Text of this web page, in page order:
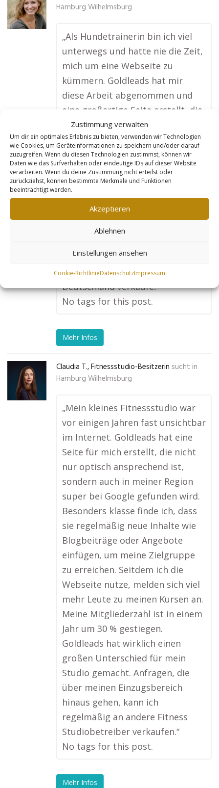
Zustimmung verwalten
Um dir ein optimales Erlebnis zu bieten, verwenden wir Technologien
wie Cookies, um Geräteinformationen zu speichern und/oder darauf
zuzugreifen. Wenn du diesen Technologien zustimmst, können wir
Daten wie das Surfverhalten oder eindeutige IDs auf dieser Website
verarbeiten. Wenn du deine Zustimmung nicht erteilst oder
zurückziehst, können bestimmte Merkmale und Funktionen
beeinträchtigt werden.
Akzeptieren
Ablehnen
Einstellungen ansehen
Cookie-RichtlinieDatenschutzImpressum
Hamburg Wilhelmsburg
„Als Hundetrainerin bin ich viel
unterwegs und hatte nie die Zeit,
mich um eine Webseite zu
kümmern. Goldleads hat mir
diese Arbeit abgenommen und
eine großartige Seite erstellt, die
alle meine Kurse und Leistungen
zeigt. Jetzt finden mich
Hundebesitzer aus meiner Region
ganz einfach online, und ich
bekomme viel mehr Buchungen
als früher. Besonders toll finde
ich, dass die Seite ständig
optimiert wird. Mein
voll und ich habe bereits online
Kurse erstellt, die ich in ganz
Deutschland verkaufe!“
No tags for this post.
Mehr Infos
Claudia T., Fitnessstudio-Besitzerin sucht in
Hamburg Wilhelmsburg
„Mein kleines Fitnessstudio war
vor einigen Jahren fast unsichtbar
im Internet. Goldleads hat eine
Seite für mich erstellt, die nicht
nur optisch ansprechend ist,
sondern auch in meiner Region
super bei Google gefunden wird.
Besonders klasse finde ich, dass
sie regelmäßig neue Inhalte wie
Blogbeiträge oder Angebote
einfügen, um meine Zielgruppe
zu erreichen. Seitdem ich die
Webseite nutze, melden sich viel
mehr Leute zu meinen Kursen an.
Meine Mitgliederzahl ist in einem
Jahr um 30 % gestiegen.
Goldleads hat wirklich einen
großen Unterschied für mein
Studio gemacht. Anfragen, die
über meinen Einzugsbereich
hinaus gehen, kann ich
regelmäßig an andere Fitness
Studiobetreiber verkaufen.“
No tags for this post.
Mehr Infos